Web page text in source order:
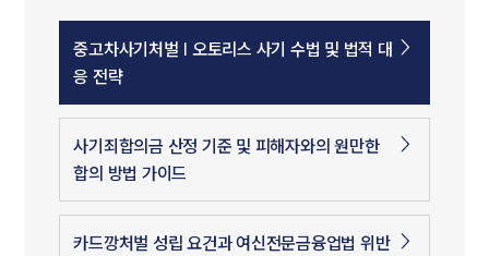
중고차사기처벌 | 오토리스 사기 수법 및 법적 대
응 전략
사기죄합의금 산정 기준 및 피해자와의 원만한
합의 방법 가이드
카드깡처벌 성립 요건과 여신전문금융업법 위반